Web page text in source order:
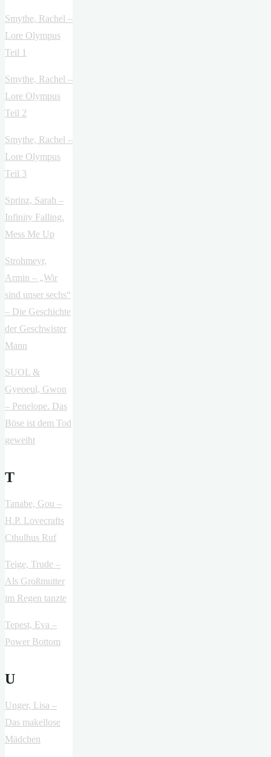
Smythe, Rachel –
Lore Olympus
Teil 1
Smythe, Rachel –
Lore Olympus
Teil 2
Smythe, Rachel –
Lore Olympus
Teil 3
Sprinz, Sarah –
Infinity Falling.
Mess Me Up
Strohmeyr,
Armin – „Wir
sind unser sechs“
– Die Geschichte
der Geschwister
Mann
SUOL &
Gyeoeul, Gwon
– Penelope. Das
Böse ist dem Tod
geweiht
T
Tanabe, Gou –
H.P. Lovecrafts
Cthulhus Ruf
Teige, Trude –
Als Großmutter
im Regen tanzte
Tepest, Eva –
Power Bottom
U
Unger, Lisa –
Das makellose
Mädchen